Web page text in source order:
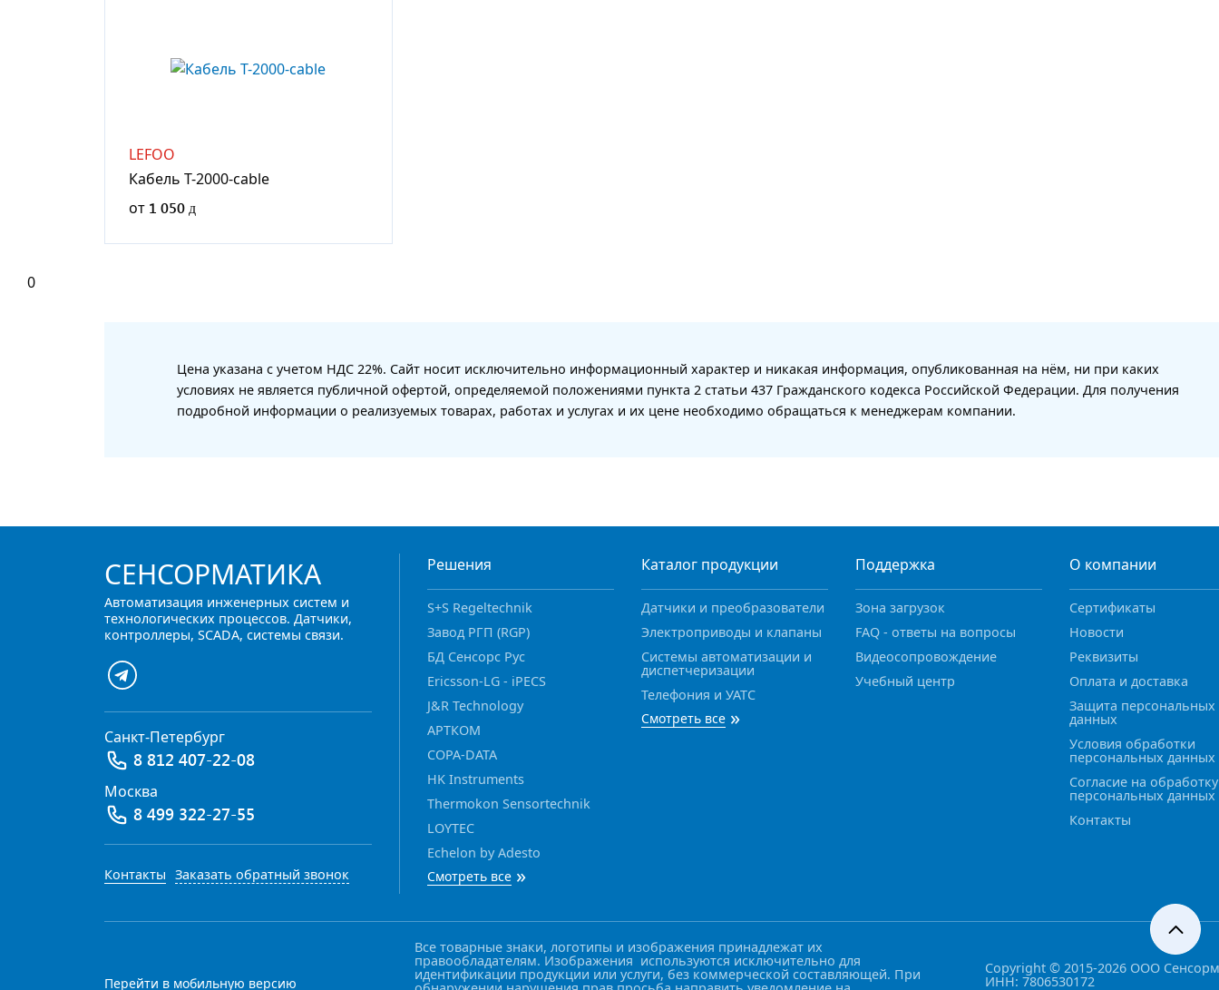
LEFOO
Кабель T-2000-cable
от 1 050
0
Цена указана с учетом НДС 22%. Сайт носит исключительно информационный характер и никакая информация, опубликованная на нём, ни при каких
условиях не является публичной офертой, определяемой положениями пункта 2 статьи 437 Гражданского кодекса Российской Федерации. Для получения
подробной информации о реализуемых товарах, работах и услугах и их цене необходимо обращаться к менеджерам компании.
СЕНСОРМАТИКА
Автоматизация инженерных систем и
технологических процессов. Датчики,
контроллеры, SCADA, системы связи.
Санкт-Петербург
8 812 407-22-08
Москва
8 499 322-27-55
Контакты Заказать обратный звонок
Решения
S+S Regeltechnik
Завод РГП (RGP)
БД Сенсорс Рус
Ericsson-LG - iPECS
J&R Technology
АРТКОМ
COPA-DATA
HK Instruments
Thermokon Sensortechnik
LOYTEC
Echelon by Adesto
Смотреть все »
Каталог продукции
Датчики и преобразователи
Электроприводы и клапаны
Системы автоматизации и
диспетчеризации
Телефония и УАТС
Смотреть все »
Поддержка
Зона загрузок
FAQ - ответы на вопросы
Видеосопровождение
Учебный центр
О компании
Сертификаты
Новости
Реквизиты
Оплата и доставка
Защита персональных
данных
Условия обработки
персональных данных
Согласие на обработку
персональных данных
Контакты
Перейти в мобильную версию
Все товарные знаки, логотипы и изображения принадлежат их
правообладателям. Изображения используются исключительно для
идентификации продукции или услуги, без коммерческой составляющей. При Copyright © 2015-2026 ООО
ИНН: 7806530172